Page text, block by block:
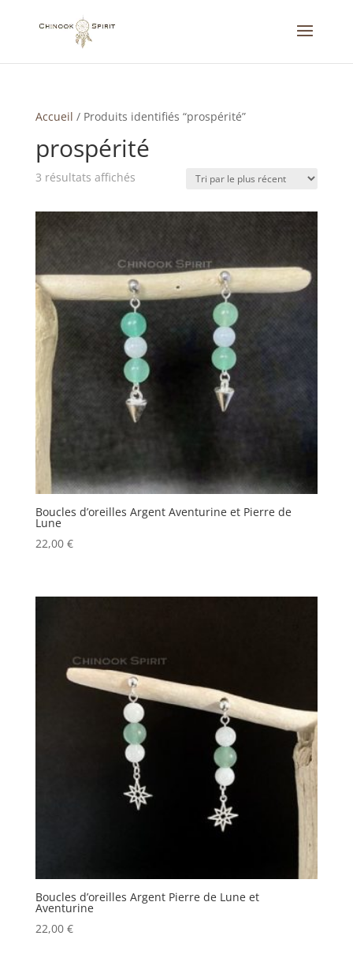
Accueil / Produits identifiés “prospérité”
prospérité
3 résultats affichésTrié
plus
au
plus
ancien
Boucles d’oreilles Argent Aventurine et Pierre de
Lune
22,00 €
Boucles d’oreilles Argent Pierre de Lune et
Aventurine
22,00 €